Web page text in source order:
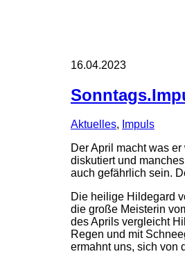
16.04.2023
Aktuelles, Impuls
Der April macht was
diskutiert und
auch gefährlich sein.
Die heilige Hildegard
die große Meisterin
des Aprils vergleicht
Regen und mit
ermahnt uns, sich von